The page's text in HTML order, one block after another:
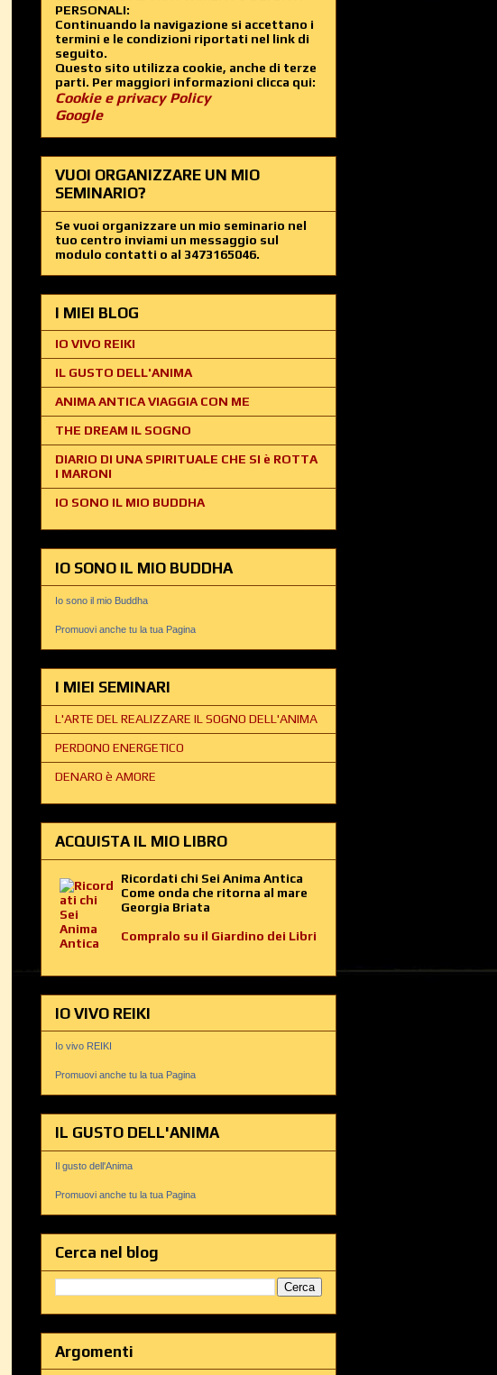
PERSONALI:
Continuando la navigazione si accettano i
termini e le condizioni riportati nel link di
seguito.
Questo sito utilizza cookie, anche di terze
parti. Per maggiori informazioni clicca qui:
Cookie e privacy Policy
Google
VUOI ORGANIZZARE UN MIO
SEMINARIO?
Se vuoi organizzare un mio seminario nel
tuo centro inviami un messaggio sul
modulo contatti o al 3473165046.
I MIEI BLOG
IO VIVO REIKI
IL GUSTO DELL'ANIMA
ANIMA ANTICA VIAGGIA CON ME
THE DREAM IL SOGNO
DIARIO DI UNA SPIRITUALE CHE SI è ROTTA
I MARONI
IO SONO IL MIO BUDDHA
IO SONO IL MIO BUDDHA
Io sono il mio Buddha
Promuovi anche tu la tua Pagina
I MIEI SEMINARI
L'ARTE DEL REALIZZARE IL SOGNO DELL'ANIMA
PERDONO ENERGETICO
DENARO è AMORE
ACQUISTA IL MIO LIBRO
Ricordati chi Sei Anima Antica
Come onda che ritorna al mare
Georgia Briata
Compralo su il Giardino dei Libri
IO VIVO REIKI
Io vivo REIKI
Promuovi anche tu la tua Pagina
IL GUSTO DELL'ANIMA
Il gusto dell'Anima
Promuovi anche tu la tua Pagina
Cerca nel blog
Argomenti